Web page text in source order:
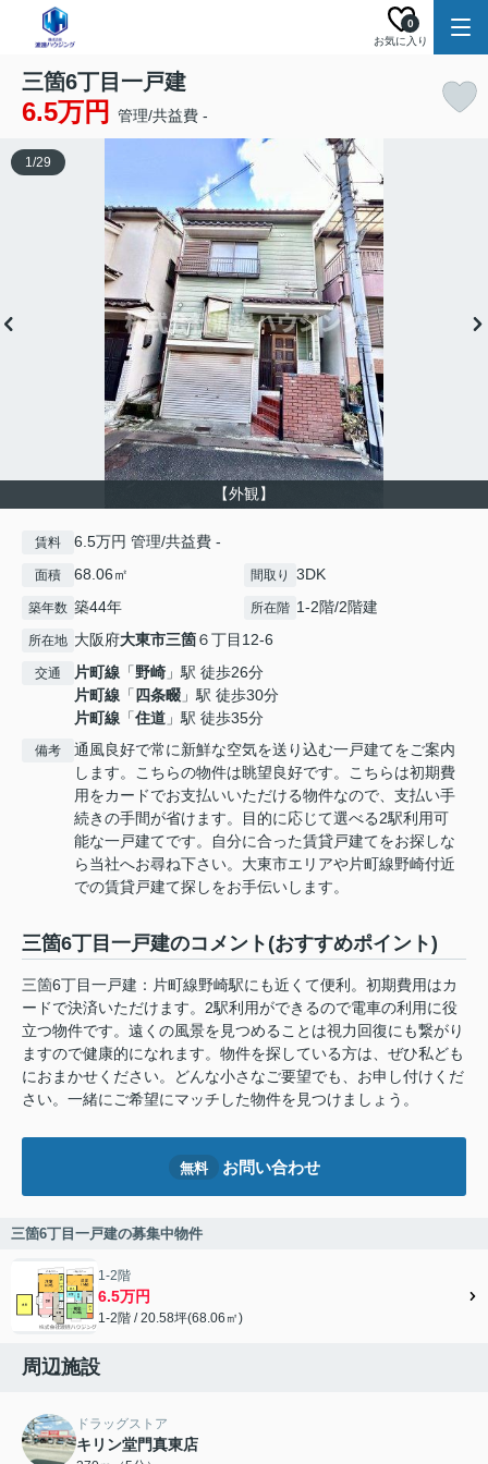
お気に入り
0
三箇6丁目一戸建
6.5万円 管理/共益費 -
【外観】
1/29
賃料 6.5万円 管理/共益費 -
面積 68.06㎡ 間取り 3DK
築年数 築44年 所在階 1-2階/2階建
所在地 大阪府大東市三箇６丁目12-6
交通 片町線 「野崎 」駅 徒歩26分
片町線 「 四条畷 」駅 徒歩30分
片町線 「住道 」駅 徒歩35分
備考
通風良好で常に新鮮な空気を送り込む一戸建てをご案内
します。こちらの物件は眺望良好です。こちらは初期費
用をカードでお支払いいただける物件なので、支払い手
続きの手間が省けます。目的に応じて選べる2駅利用可
能な一戸建てです。自分に合った賃貸戸建てをお探しな
ら当社へお尋ね下さい。大東市エリアや片町線野崎付近
での賃貸戸建て探しをお手伝いします。
三箇6丁目一戸建のコメント(おすすめポイント)
三箇6丁目一戸建：片町線野崎駅にも近くて便利。初期費用はカ
ードで決済いただけます。2駅利用ができるので電車の利用に役
立つ物件です。遠くの風景を見つめることは視力回復にも繋がり
ますので健康的になれます。物件を探している方は、ぜひ私ども
におまかせください。どんな小さなご要望でも、お申し付けくだ
さい。一緒にご希望にマッチした物件を見つけましょう。
無料 お問い合わせ
三箇6丁目一戸建の募集中物件
1-2階
6.5万円
1-2階 / 20.58坪(68.06㎡)
周辺施設
ドラッグストア
キリン堂門真東店